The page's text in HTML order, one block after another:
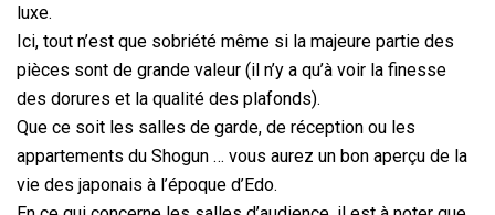
luxe.
Ici, tout n’est que sobriété même si la majeure partie des
pièces sont de grande valeur (il n’y a qu’à voir la finesse
des dorures et la qualité des plafonds).
Que ce soit les salles de garde, de réception ou les
appartements du Shogun … vous aurez un bon aperçu de la
vie des japonais à l’époque d’Edo.